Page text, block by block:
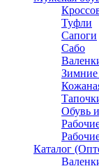
Туфли
Сапоги
Сабо
Зимние
Обувь
Каталог